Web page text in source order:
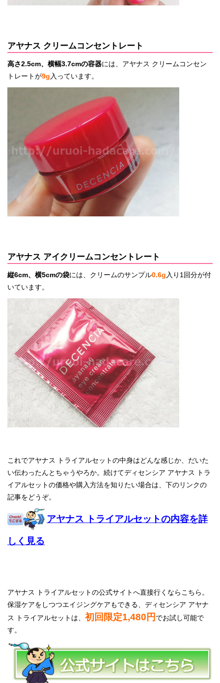
アヤナス クリームコンセントレート
高さ2.5cm、横幅3.7cmの容器には、アヤナス クリームコンセン
トレートが9g 入っています。
アヤナス アイクリームコンセントレート
縦6cm、横5cmの袋には、クリームのサンプル0.6g 入り1回分が付
いています。
これでアヤナス トライアルセットの中身はどんな感じか、だいた
い伝わったんとちゃうやろか。続けてディセンシア アヤナス トラ
イアルセットの価格や購入方法を知りたい場合は、下のリンクの
記事をどうぞ。
アヤナス トライアルセットの内容を詳
しく見る
アヤナス トライアルセットの公式サイトへ直接行くならこちら。
保湿ケアをしつつエイジングケアもできる、ディセンシア アヤナ
ス トライアルセットは、 初回限定1,480円 でお試し可能で
す。